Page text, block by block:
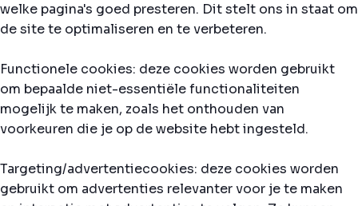
welke pagina's goed presteren. Dit stelt ons in staat om
de site te optimaliseren en te verbeteren.
Functionele cookies: deze cookies worden gebruikt
om bepaalde niet-essentiële functionaliteiten
mogelijk te maken, zoals het onthouden van
voorkeuren die je op de website hebt ingesteld.
Targeting/advertentiecookies: deze cookies worden
gebruikt om advertenties relevanter voor je te maken